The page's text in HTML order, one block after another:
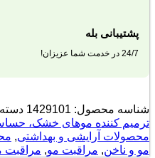
پشتیبانی بله
24/7 در خدمت شما عزیزان!
شناسه محصول: 1429101
ترمیم کننده موهای خشک،
محصولات آرایشی و بهداشتی,
مو و ناخن, مراقبت مو, مراقبت